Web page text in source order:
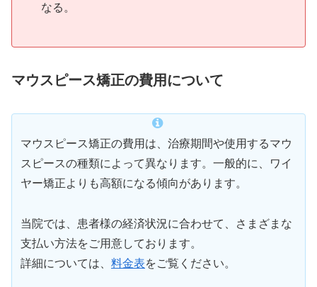
なる。
マウスピース矯正の費用について
マウスピース矯正の費用は、治療期間や使用するマウ
スピースの種類によって異なります。一般的に、ワイ
ヤー矯正よりも高額になる傾向があります。
当院では、患者様の経済状況に合わせて、さまざまな
支払い方法をご用意しております。
詳細については、 料金表をご覧ください。